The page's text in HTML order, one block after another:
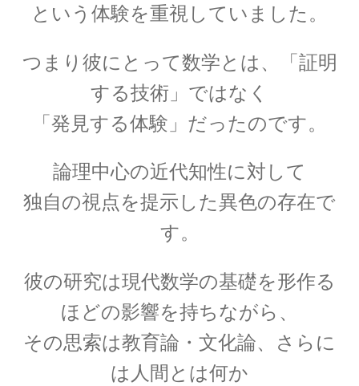
A・J・フレネル
【光が横波であると説明しての偏向
や屈折を説明】
【量子力学的効果をデバイスで具現化】
C・A・ドップラー
【ドップラー効果を定式化したオーストリア
人】
という体験を重視していました。
つまり彼にとって数学とは、「証明
する技術」ではなく
「発見する体験」だったのです。
論理中心の近代知性に対して
独自の視点を提示した異色の存在で
す。
彼の研究は現代数学の基礎を形作る
ほどの影響を持ちながら、
その思索は教育論・文化論、さらに
は人間とは何か